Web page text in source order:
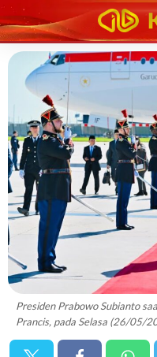
Presiden Prabowo Subianto
Prancis, pada Selasa (26/05/